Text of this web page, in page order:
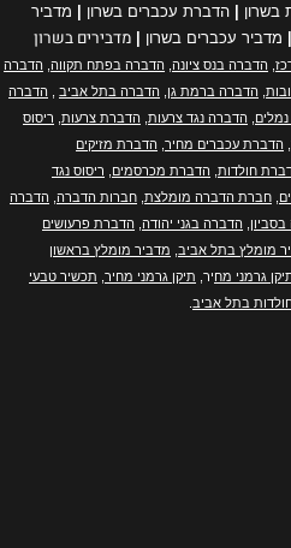
בשרון | הדברת עכברים בשרון | מדביר
| מדביר עכברים בשרון | מדבירים בשרון
הדברה בנס ציונה הדברה בפתח תקווה הדברה
הדברה ברמת גן הדברה בתל אביב
הדברה
הדברה נגד צרעות הדברת צרעות ריסוס
הדברת עכברים מחיר הדברת מזיקים
חולדות הדברת מכרסמים
ריסוס נגד
חברת הדברה מומלצת חברות הדברה הדברה
הדברה בגני יהודה הדברת פרעושים
מומלץ בתל אביב מדביר מומלץ בראשון
גרמני מחיר, תיקן גרמני מחיר תכשיר טבעי
בתל אביב